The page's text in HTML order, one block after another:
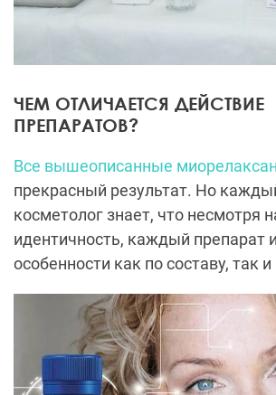
ЧЕМ ОТЛИЧАЕТСЯ ДЕЙСТВИЕ
ПРЕПАРАТОВ?
Все вышеописанные
прекрасный результат. Но
косметолог знает, что несмотря
идентичность, каждый препарат
особенности как по составу, так